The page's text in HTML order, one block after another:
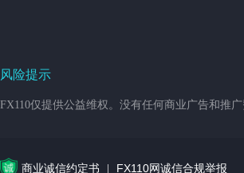
风险提示
FX110仅提供公益维权。没有任何商业广告和推
商业诚信约定书 FX110网诚信合规举报